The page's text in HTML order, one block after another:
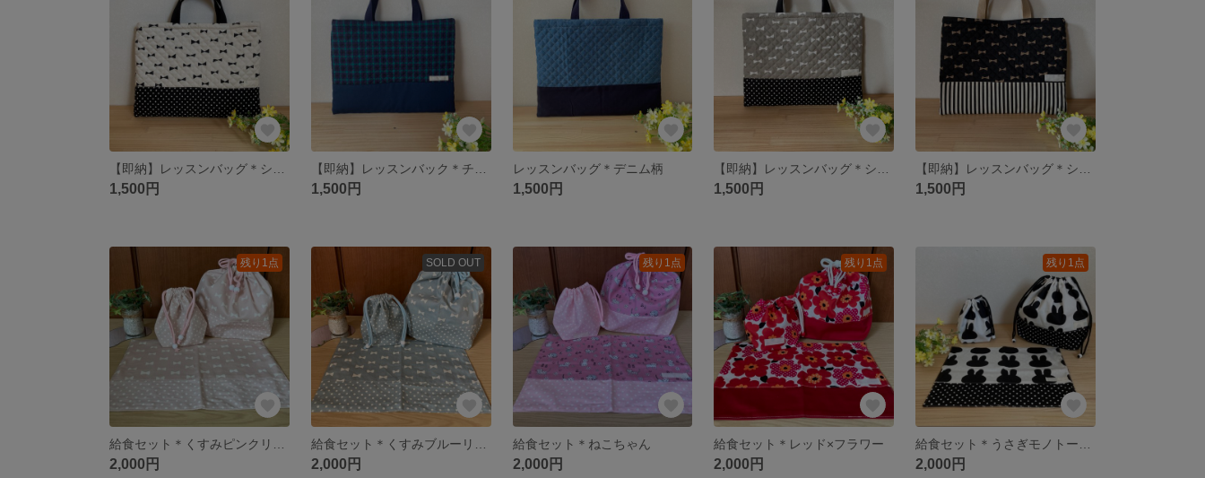
1,500円 1,500円
レッスンバッグ＊デニム柄
1,500円 1,500円 1,500円
残り1点
2,000円
SOLD OUT
2,000円
残り1点
給食セット＊ねこちゃん
2,000円
残り1点
給食セット＊レッド×フラワー
2,000円
残り1点
2,000円